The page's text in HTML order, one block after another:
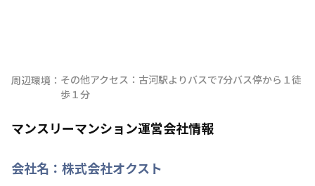
周辺環境： その他アクセス：古河駅よりバスで7分バス停から１徒
歩１分
マンスリーマンション運営会社情報
会社名： 株式会社オクスト